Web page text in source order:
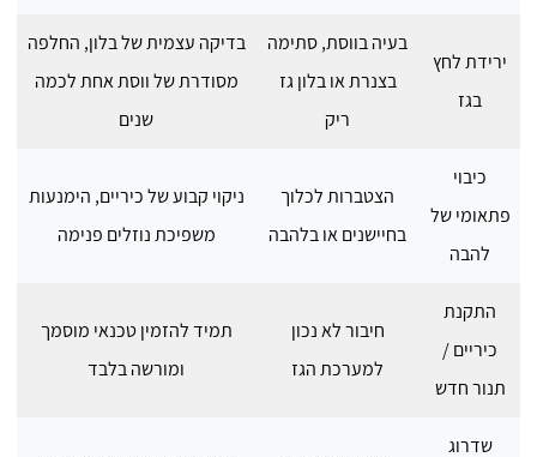
ירידת לחץ
בגז
בעיה בווסת, סתימה
בצנרת או בלון גז
ריק
בדיקה עצמית של בלון, החלפה
מסודרת של ווסת אחת לכמה
שנים
כיבוי
פתאומי של
להבה
הצטברות לכלוך
בחיישנים או בלהבה
ניקוי קבוע של כיריים, הימנעות
משפיכת נוזלים פנימה
התקנת
כיריים /
תנור חדש
חיבור לא נכון
למערכת הגז
תמיד להזמין טכנאי מוסמך
ומורשה בלבד
שדרוג